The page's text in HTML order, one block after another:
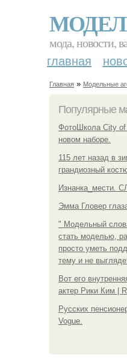
мода, новости,
главная
Главная » Модельные
Популярные
ФотоШкола City
новом наборе.
115 лет назад в
грандиозный
Изнанка_мести.
Эмма Гловер
" Модельный
стать моделью,
просто уметь
тему и не
Вот его
актер Рики Ким |
Русских
Vogue.